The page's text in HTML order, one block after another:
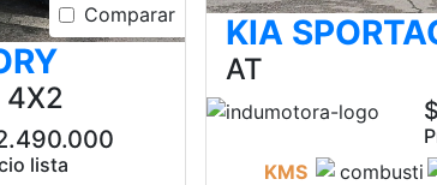
Comparar
4X2
lista
KIA
AT
KMS